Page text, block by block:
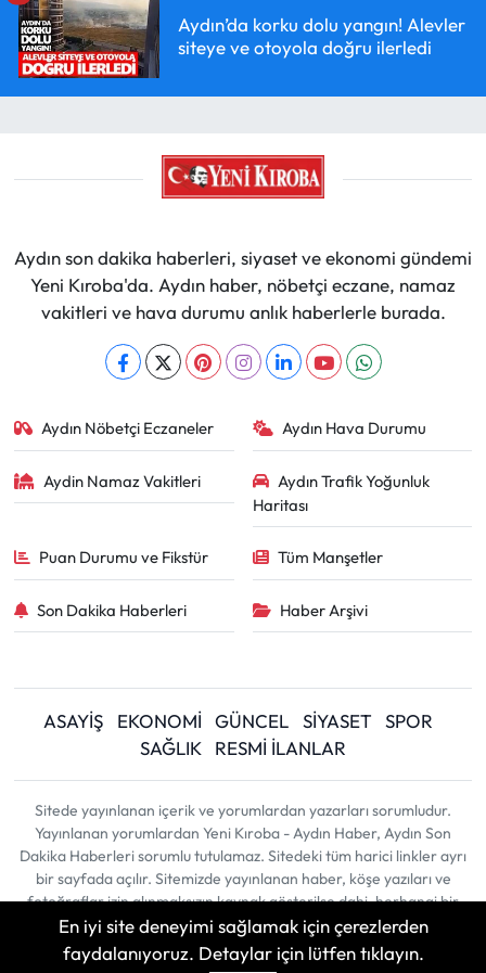
Aydın’da korku dolu yangın! Alevler
siteye ve otoyola doğru ilerledi
Aydın son dakika haberleri, siyaset ve ekonomi gündemi
Yeni Kıroba'da. Aydın haber, nöbetçi eczane, namaz
vakitleri ve hava durumu anlık haberlerle burada.
Aydın Nöbetçi Eczaneler Aydın Hava Durumu
Aydin Namaz Vakitleri
Aydın Trafik Yoğunluk
Haritası
Puan Durumu ve Fikstür Tüm Manşetler
Son Dakika Haberleri Haber Arşivi
ASAYİŞ EKONOMİ GÜNCEL SİYASET
SPOR
SAĞLIK
RESMİ İLANLAR
Sitede yayınlanan içerik ve yorumlardan yazarları sorumludur.
Yayınlanan yorumlardan Yeni Kıroba - Aydın Haber, Aydın Son
Dakika Haberleri sorumlu tutulamaz. Sitedeki tüm harici linkler ayrı
bir sayfada açılır. Sitemizde yayınlanan haber, köşe yazıları ve
fotoğraflar izin alınmaksızın kaynak gösterilse dahi, herhangi bir
ortamda kullanılamaz ve yayınlanamaz
En iyi site deneyimi sağlamak için çerezlerden
faydalanıyoruz. Detaylar için lütfen tıklayın.